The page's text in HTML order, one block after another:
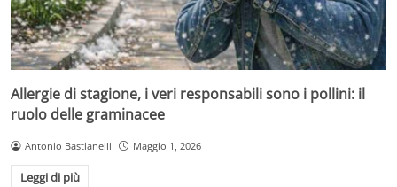
Allergie di stagione, i veri responsabili sono i pollini: il
ruolo delle graminacee
Antonio Bastianelli Maggio 1, 2026
Leggi di più